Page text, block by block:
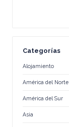
Categorías
Alojamiento
América del Norte
América del Sur
Asia